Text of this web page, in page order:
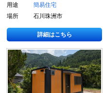
用途
簡易住宅
場所
石川珠洲市
詳細はこちら